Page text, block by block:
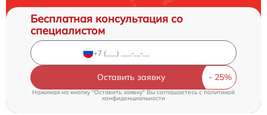
Бесплатная консультация со
специалистом
Оставить заявку
Нажимая на кнопку "Оставить заявку" Вы соглашаетесь c политикой
конфиденциальности